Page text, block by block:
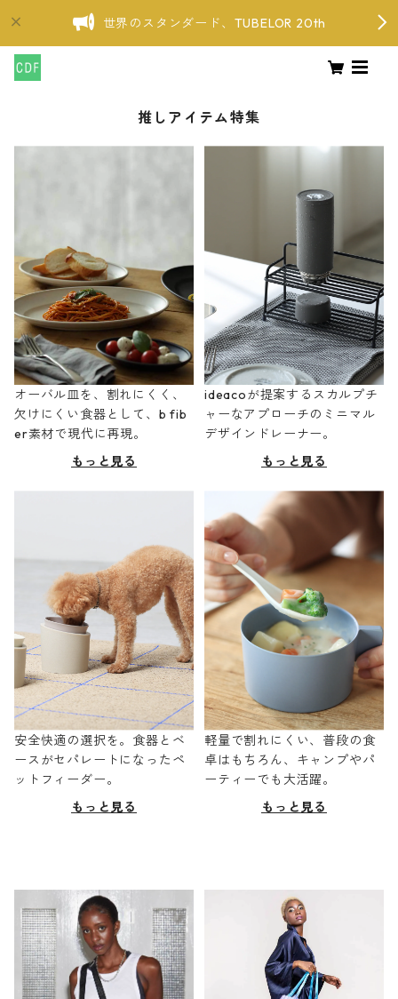
世界のスタンダード、TUBELOR 20th
推しアイテム特集
オーバル皿を、割れにくく、
欠けにくい食器として、b fib
er素材で現代に再現。
もっと見る
ideacoが提案するスカルプチ
ャーなアプローチのミニマル
デザインドレーナー。
もっと見る
安全快適の選択を。食器とベ
ースがセパレートになったペ
ットフィーダー。
もっと見る
軽量で割れにくい、普段の食
卓はもちろん、キャンプやパ
ーティーでも大活躍。
もっと見る